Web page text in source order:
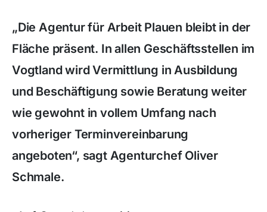
„Die Agentur für Arbeit Plauen bleibt in der
Fläche präsent. In allen Geschäftsstellen im
Vogtland wird Vermittlung in Ausbildung
und Beschäftigung sowie Beratung weiter
wie gewohnt in vollem Umfang nach
vorheriger Terminvereinbarung
angeboten“, sagt Agenturchef Oliver
Schmale.